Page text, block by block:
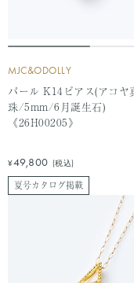
夏号カタログ掲載
MJC&ODOLLY
パール K14ピアス(アコヤ
珠/5mm/6月誕生石)
《26H00205》
セ
ー
ル
¥49,800 (税込)